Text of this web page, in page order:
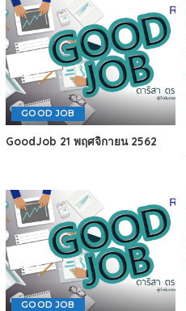
GOOD JOB
GoodJob 21 พฤศจิกายน 2562
GOOD JOB